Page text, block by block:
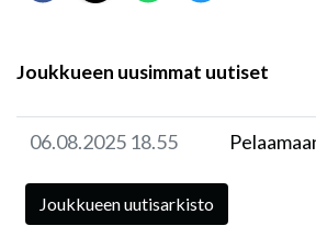
Joukkueen uusimmat uutiset
06.08.2025 18.55
Joukkueen uutisarkisto